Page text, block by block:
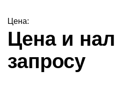
Цена:
Цена и
запросу